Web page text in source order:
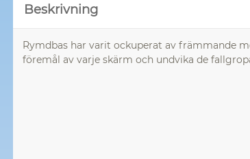
Beskrivning
Rymdbas har varit ockuperat av främmande
föremål av varje skärm och undvika de